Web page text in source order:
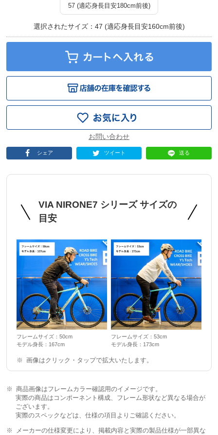
57 (適応身長目安180cm前後)
選択されたサイズ：47 (適応身長目安160cm前後)
シェア ツイート 送る
VIA NIRONE7 シリーズ サイズの
目安
フレームサイズ：50cm
モデル身長：167cm
フレームサイズ：53cm
モデル身長：173cm
画像はクリック・タップで拡大いたします。
商品画像はフレームカラー確認用のイメージです。
実際の商品はコンポーネント構成、フレーム形状など異なる場合が
ございます。
実際のスペックなどは、仕様の項目よりご確認ください。
メーカーの仕様変更により、掲載内容と実際の製品仕様が一部異な